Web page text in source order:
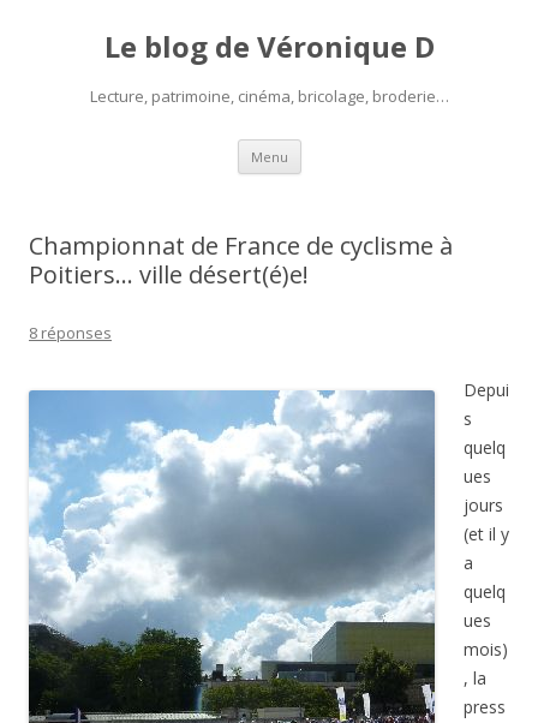
Le blog de Véronique D
Lecture, patrimoine, cinéma, bricolage, broderie…
Menu Aller
contenu
Championnat de France de cyclisme à
Poitiers… ville désert(é)e!
8 réponses
Depui
s
quelq
ues
jours
(et il y
a
quelq
ues
mois)
, la
press